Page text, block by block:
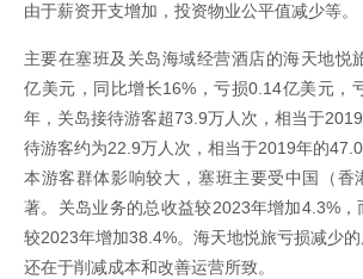
由于薪资开支增加，投资物业公平值减少等。
主要在塞班及关岛海域经营酒店的海天地悦
亿美元，同比增长16%，亏损0.14亿美元，
年，关岛接待游客超73.9万人次，相当于
待游客约为22.9万人次，相当于2019年的
本游客群体影响较大，塞班主要受中国（香
著。关岛业务的总收益较2023年增加4.3%，
较2023年增加38.4%。海天地悦旅亏损减少的
还在于削减成本和改善运营所致。